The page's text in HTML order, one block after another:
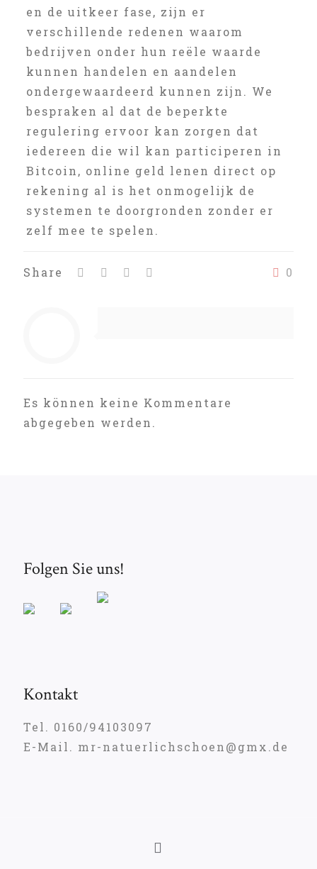
en de uitkeer fase, zijn er
verschillende redenen waarom
bedrijven onder hun reële waarde
kunnen handelen en aandelen
ondergewaardeerd kunnen zijn. We
bespraken al dat de beperkte
regulering ervoor kan zorgen dat
iedereen die wil kan participeren in
Bitcoin, online geld lenen direct op
rekening al is het onmogelijk de
systemen te doorgronden zonder er
zelf mee te spelen.
Share 0
Es können keine Kommentare
abgegeben werden.
Folgen Sie uns!
Kontakt
Tel. 0160/94103097
E-Mail. mr-natuerlichschoen@gmx.de